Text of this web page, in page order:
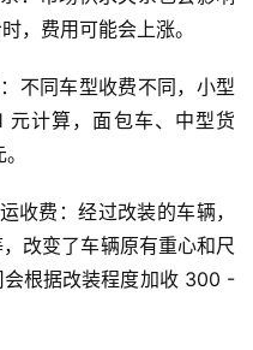
，费用可能会上涨。
不同车型收费不同，小型
元计算，面包车、中型货
收费：经过改装的车辆，
改变了车辆原有重心和尺
根据改装程度加收 300 -